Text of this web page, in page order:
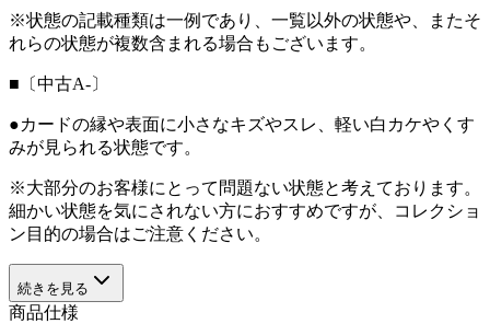
※状態の記載種類は一例であり、一覧以外の状態や、またそ
れらの状態が複数含まれる場合もございます。
■〔中古A-〕
●カードの縁や表面に小さなキズやスレ、軽い白カケやくす
みが見られる状態です。
※大部分のお客様にとって問題ない状態と考えております。
細かい状態を気にされない方におすすめですが、コレクショ
ン目的の場合はご注意ください。
続きを見る
商品仕様